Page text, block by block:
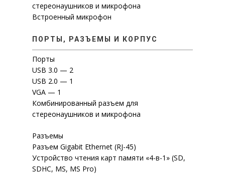
стереонаушников и микрофона
Встроенный микрофон
ПОРТЫ, РАЗЪЕМЫ И КОРПУС
Порты
USB 3.0 — 2
USB 2.0 — 1
VGA — 1
Комбинированный разъем для
стереонаушников и микрофона
Разъемы
Разъем Gigabit Ethernet (RJ-45)
Устройство чтения карт памяти «4-в-1» (SD,
SDHC, MS, MS Pro)
СКАЧАТЬ